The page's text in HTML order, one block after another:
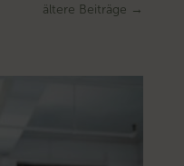
ältere Beiträge →